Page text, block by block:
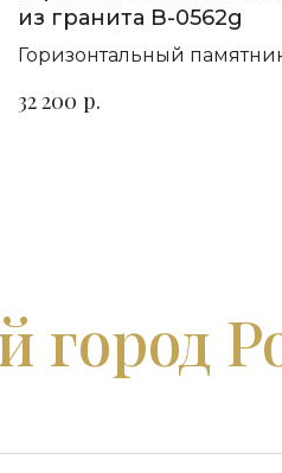
из гранита B-0562g
Горизонтальный
захоронения
32 200 р.
город